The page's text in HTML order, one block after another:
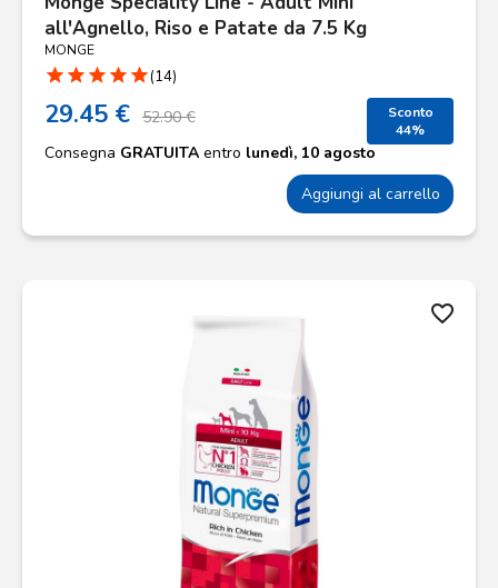
all'Agnello, Riso e Patate da 7.5 Kg
MONGE
star star star star star(14)
29.45 € 52.90 €
Sconto
44%
Consegna GRATUITA entro lunedì, 10 agosto
Aggiungi al carrello
favorite_border